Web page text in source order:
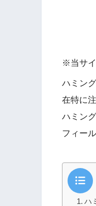
※当サイ
ハミン
在特に
ハミン
フィー
ハ